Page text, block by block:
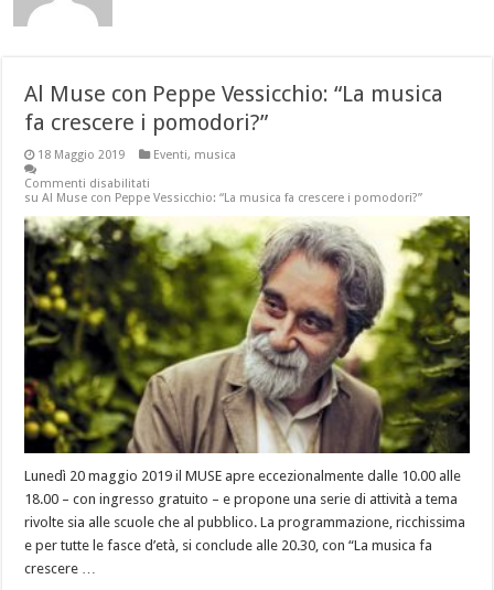
Al Muse con Peppe Vessicchio: “La musica
fa crescere i pomodori?”
18 Maggio 2019 Eventi, musica
Commenti disabilitati
su Al Muse con Peppe Vessicchio: “La musica fa crescere i pomodori?”
Lunedì 20 maggio 2019 il MUSE apre eccezionalmente dalle 10.00 alle
18.00 – con ingresso gratuito – e propone una serie di attività a tema
rivolte sia alle scuole che al pubblico. La programmazione, ricchissima
e per tutte le fasce d’età, si conclude alle 20.30, con “La musica fa
crescere …